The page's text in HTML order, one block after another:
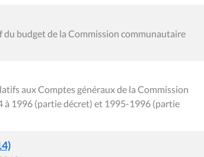
budget de la Commission communautaire
aux Comptes généraux de la Commission
à 1996 (partie décret) et 1995-1996 (partie